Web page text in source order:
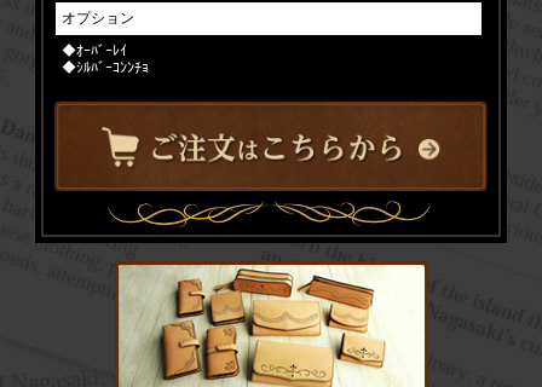
オプション
◆ｵｰﾊﾞｰﾚｲ
◆ｼﾙﾊﾞｰｺﾝﾝﾁｮ